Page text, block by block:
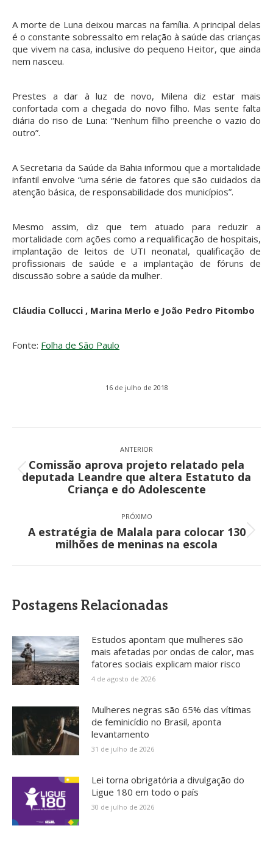
A morte de Luna deixou marcas na família. A principal delas
é o constante sobressalto em relação à saúde das crianças
que vivem na casa, inclusive do pequeno Heitor, que ainda
nem nasceu.
Prestes a dar à luz de novo, Milena diz estar mais
confortada com a chegada do novo filho. Mas sente falta
diária do riso de Luna: “Nenhum filho preenche o vazio do
outro”.
A Secretaria da Saúde da Bahia informou que a mortalidade
infantil envolve “uma série de fatores que são cuidados da
atenção básica, de responsabilidade dos municípios”.
Mesmo assim, diz que tem atuado para reduzir a
mortalidade com ações como a requalificação de hospitais,
implantação de leitos de UTI neonatal, qualificação de
profissionais de saúde e a implantação de fóruns de
discussão sobre a saúde da mulher.
Cláudia Collucci , Marina Merlo e João Pedro Pitombo
Fonte: Folha de São Paulo
16 de julho de 2018
post:
ANTERIOR
Post
anterior:
Comissão aprova projeto relatado pela
deputada Leandre que altera Estatuto da
Criança e do Adolescente
PRÓXIMO
Próximo
post:
A estratégia de Malala para colocar 130
milhões de meninas na escola
Postagens Relacionadas
Estudos apontam que mulheres são
mais afetadas por ondas de calor, mas
fatores sociais explicam maior risco
4 de agosto de 2026
Mulheres negras são 65% das vítimas
de feminicídio no Brasil, aponta
levantamento
31 de julho de 2026
Lei torna obrigatória a divulgação do
Ligue 180 em todo o país
30 de julho de 2026